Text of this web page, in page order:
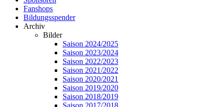
Fanshops
Bildungsspender
Archiv
Bilder
Saison 2024/2025
Saison 2023/2024
Saison 2022/2023
Saison 2021/2022
Saison 2020/2021
Saison 2019/2020
Saison 2018/2019
Saison 2017/2018